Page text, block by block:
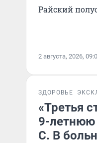
Райский
2 августа, 2026,
ЗДОРОВЬЕ
«Третья
9-летнюю
С. В